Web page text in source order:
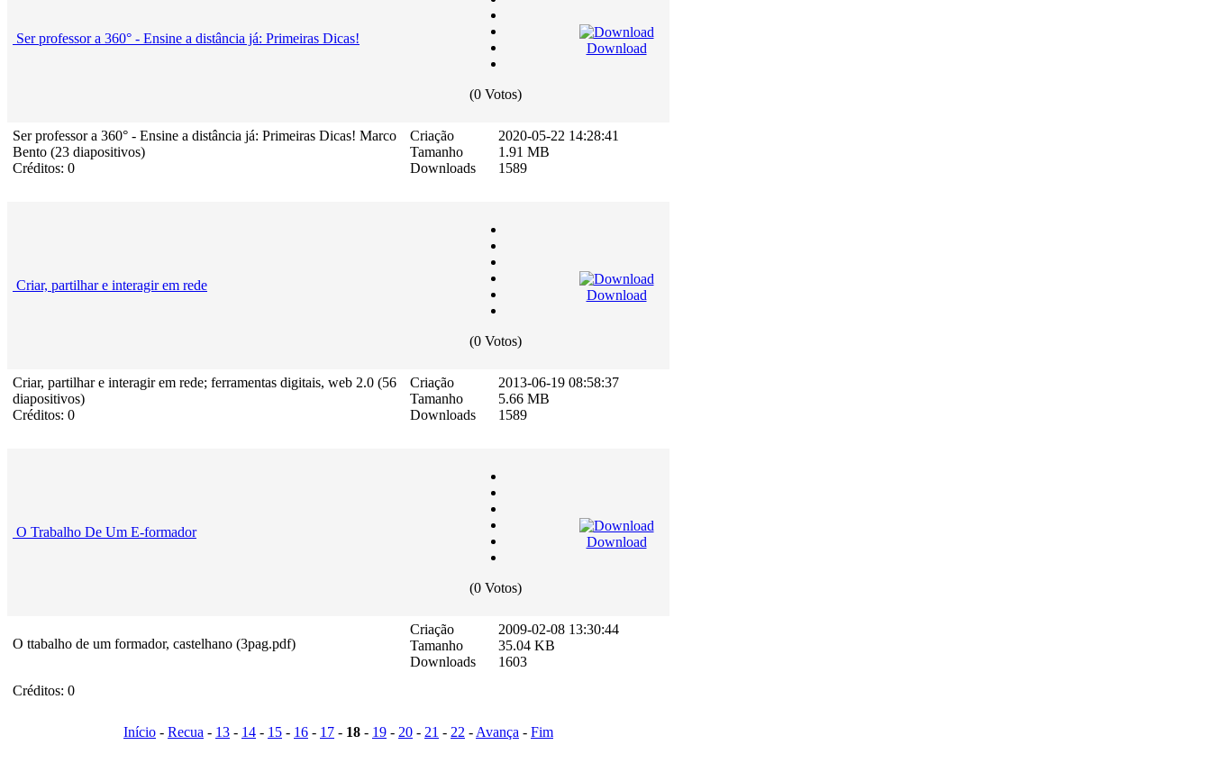
Ser professor a 360° - Ensine a distância já: Primeiras Dicas!
(0 Votos)
Download
Ser professor a 360° - Ensine a distância já: Primeiras Dicas! Marco
Bento (23 diapositivos)
Créditos: 0
Criação
Tamanho
Downloads
2020-05-22 14:28:41
1.91 MB
1589
Criar, partilhar e interagir em rede
(0 Votos)
Download
Criar, partilhar e interagir em rede; ferramentas digitais, web 2.0 (56
diapositivos)
Créditos: 0
Criação
Tamanho
Downloads
2013-06-19 08:58:37
5.66 MB
1589
O Trabalho De Um E-formador
(0 Votos)
Download
O ttabalho de um formador, castelhano (3pag.pdf)
Créditos: 0
Criação
Tamanho
Downloads
2009-02-08 13:30:44
35.04 KB
1603
Início - Recua - 13 - 14 - 15 - 16 - 17 - 18 - 19 - 20 - 21 - 22 -Avança - Fim